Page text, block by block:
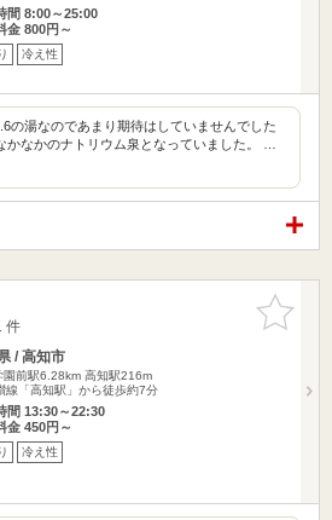
間 8:00～25:00
金 800円～
冷え性
の湯なのであまり期待はしていませんでした
かなかのナトリウム泉となっていました。 …
お気に入
りに追加
件
/ 高知市
園前駅6.28km 高知駅216m
線「高知駅」から徒歩約7分
間 13:30～22:30
金 450円～
冷え性